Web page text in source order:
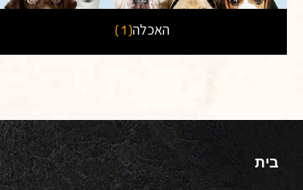
האכלה( 1 )
בית